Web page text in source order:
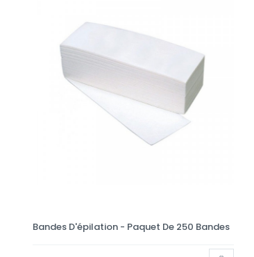
Bandes D'épilation - Paquet De 250 Bandes